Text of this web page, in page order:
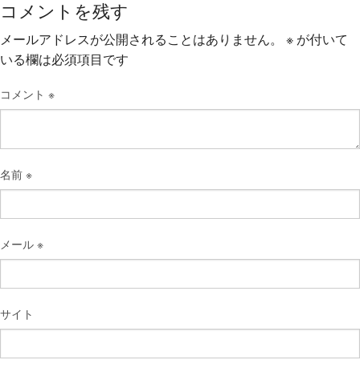
コメントを残す
メールアドレスが公開されることはありません。 ※ が付いて
いる欄は必須項目です
コメント ※
名前 ※
メール ※
サイト